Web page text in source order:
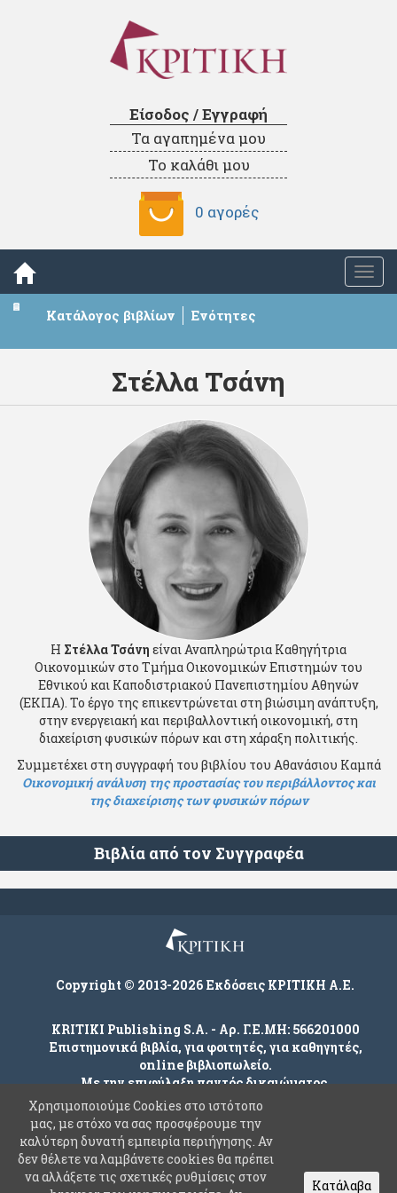
Είσοδος / Εγγραφή
Τα αγαπημένα μου
Το καλάθι μου
0 αγορές
Κατάλογος βιβλίων Ενότητες
Στέλλα Τσάνη
Η Στέλλα Τσάνη είναι Αναπληρώτρια Καθηγήτρια
Οικονομικών στο Τμήμα Οικονομικών Επιστημών του
Εθνικού και Καποδιστριακού Πανεπιστημίου Αθηνών
(ΕΚΠΑ). Το έργο της επικεντρώνεται στη βιώσιμη ανάπτυξη,
στην ενεργειακή και περιβαλλοντική οικονομική, στη
διαχείριση φυσικών πόρων και στη χάραξη πολιτικής.
Συμμετέχει στη συγγραφή του βιβλίου του Αθανάσιου Καμπά
Οικονομική ανάλυση της προστασίας του περιβάλλοντος και
της διαχείρισης των φυσικών πόρων
Βιβλία από τον Συγγραφέα
Copyright © 2013-2026 Εκδόσεις ΚΡΙΤΙΚΗ Α.Ε.
KRITIKI Publishing S.A. - Αρ. Γ.Ε.ΜΗ: 566201000
Επιστημονικά βιβλία, για φοιτητές, για καθηγητές,
online βιβλιοπωλείο.
Με την επιφύλαξη παντός δικαιώματος.
Company
Όροι χρήσης
Χρησιμοποιούμε Cookies στο ιστότοπο
μας, με στόχο να σας προσφέρουμε την
καλύτερη δυνατή εμπειρία περιήγησης. Αν
δεν θέλετε να λαμβάνετε cookies θα πρέπει
να αλλάξετε τις σχετικές ρυθμίσεις στον
Κατάλαβα